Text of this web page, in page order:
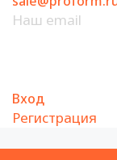
Наш email
Вход
Регистрация